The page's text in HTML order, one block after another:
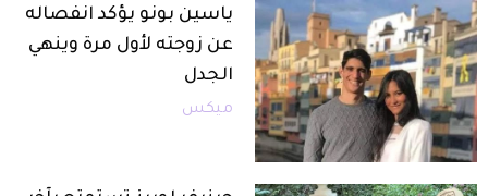
ياسين بونو يؤكد انفصاله
عن زوجته لأول مرة وينهي
الجدل
ميكس